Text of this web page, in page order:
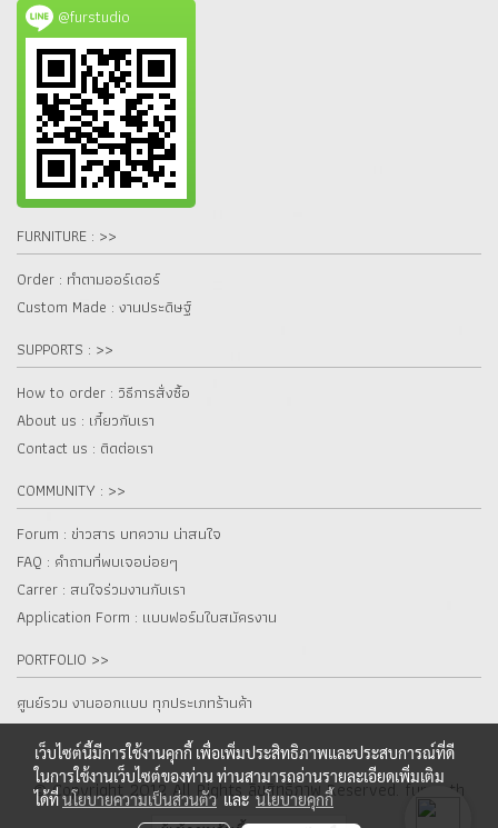
@furstudio
FURNITURE : >>
Order : ทำตามออร์เดอร์
Custom Made : งานประดิษฐ์
SUPPORTS : >>
How to order : วิธีการสั่งซื้อ
About us : เกี๋ยวกับเรา
Contact us : ติดต่อเรา
COMMUNITY : >>
Forum : ข่าวสาร บทความ น่าสนใจ
FAQ : คำถามที่พบเจอบ่อยๆ
Carrer : สนใจร่วมงานกับเรา
Application Form : แบบฟอร์มใบสมัครงาน
PORTFOLIO >>
ศูนย์รวม งานออกแบบ ทุกประเภทร้านค้า
© Copyright 2012 All Rights ลิขสิทธิ์ภาพ Reserved. fur.co.th
เว็บไซต์นี้มีการใช้งานคุกกี้ เพื่อเพิ่มประสิทธิภาพและประสบการณ์ที่ดี
ในการใช้งานเว็บไซต์ของท่าน ท่านสามารถอ่านรายละเอียดเพิ่มเติม
ได้ที่นโยบายความเป็นส่วนตัวและนโยบายคุกกี้